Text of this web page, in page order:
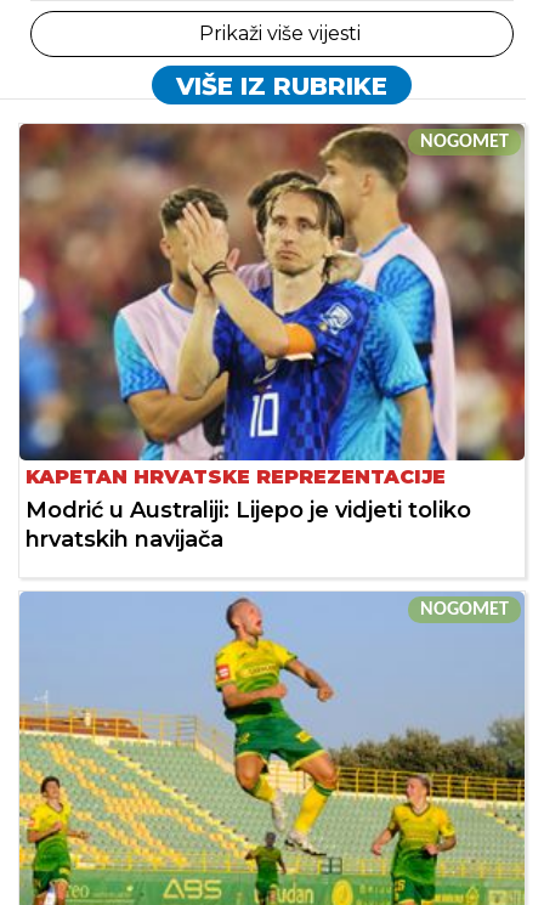
Prikaži više vijesti
VIŠE IZ RUBRIKE
NOGOMET
KAPETAN HRVATSKE REPREZENTACIJE
Modrić u Australiji: Lijepo je vidjeti toliko
hrvatskih navijača
NOGOMET